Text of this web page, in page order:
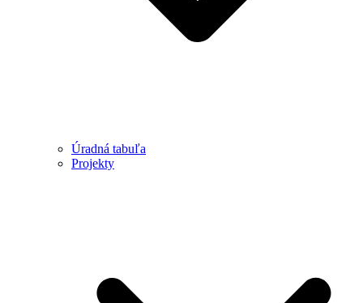
Úradná tabuľa
Projekty